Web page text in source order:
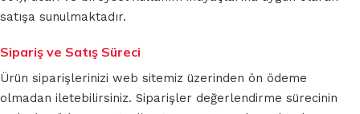
satışa sunulmaktadır.
Sipariş ve Satış Süreci
Ürün siparişlerinizi web sitemiz üzerinden ön ödeme
olmadan iletebilirsiniz. Siparişler değerlendirme sürecinin